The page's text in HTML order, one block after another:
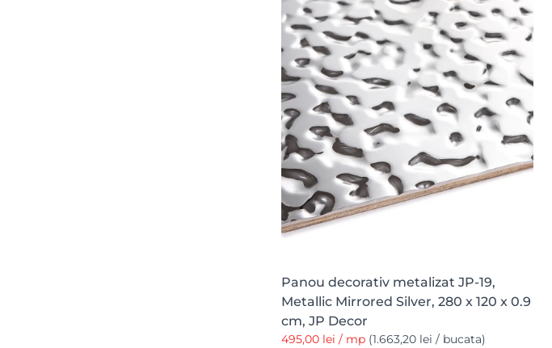
Panou decorativ metalizat JP-19,
Metallic Mirrored Silver, 280 x 120 x 0.9
cm, JP Decor
495,00 lei / mp (1.663,20 lei / bucata)